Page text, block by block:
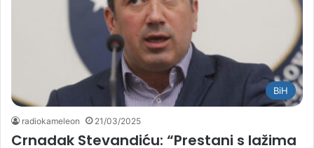
BiH
radiokameleon 21/03/2025
Crnadak Stevandiću: “Prestani s lažima